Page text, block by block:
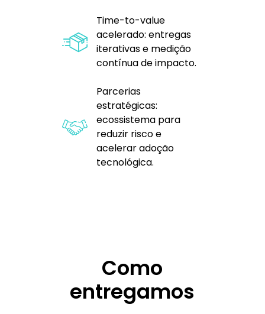
Time-to-value
acelerado: entregas
iterativas e medição
contínua de impacto.
Parcerias
estratégicas:
ecossistema para
reduzir risco e
acelerar adoção
tecnológica.
Como
entregamos